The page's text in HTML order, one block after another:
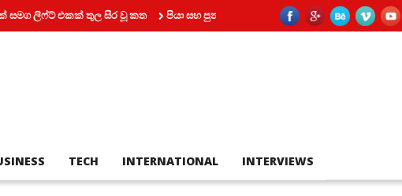
තුල සිර වූ කත පියා සහ පුතා අතර බහින්බස්වීම මරණයකින් කෙළවර වෙයි කෝටි
TECH INTERNATIONAL INTERVIEWS